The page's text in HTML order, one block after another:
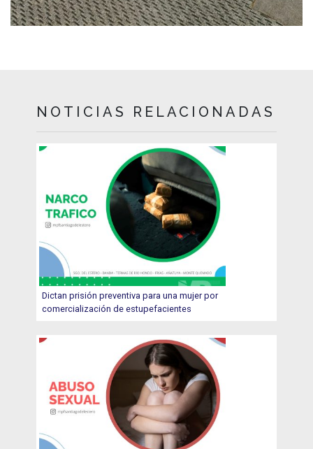
NOTICIAS RELACIONADAS
Dictan prisión preventiva para una mujer por
comercialización de estupefacientes